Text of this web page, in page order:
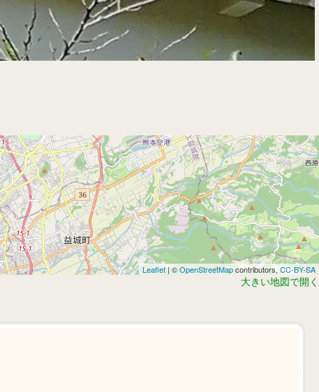
Leaflet | ©OpenStreetMapcontributors,CC-BY-SA
大きい地図で開く